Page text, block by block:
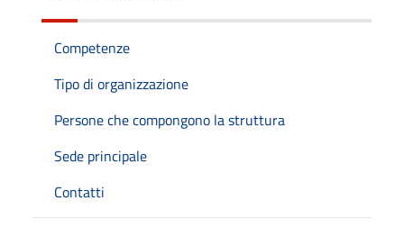
Competenze
Tipo di organizzazione
Persone che compongono la struttura
Sede principale
Contatti